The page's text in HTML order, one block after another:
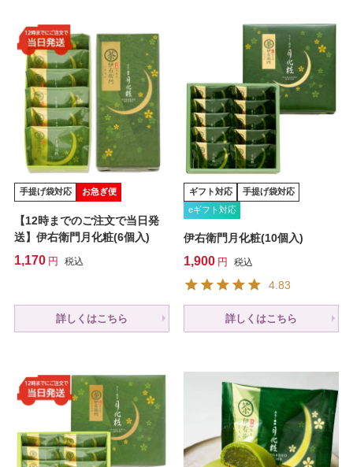
手提げ袋対応 お急ぎ便
【12時までのご注文で当日発
送】伊右衛門月化粧(6個入)
1,170 税込
詳しくはこちら
ギフト対応
手提げ袋対応
eギフト対応
伊右衛門月化粧(10個入)
1,900 税込
4.83
詳しくはこちら